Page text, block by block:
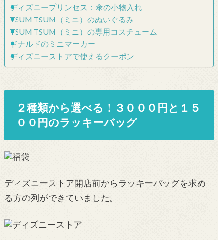
ディズニープリンセス：傘の小物入れ
TSUM TSUM（ミニ）のぬいぐるみ
TSUM TSUM（ミニ）の専用コスチューム
ドナルドのミニマーカー
ディズニーストアで使えるクーポン
２種類から選べる！３０００円と１５
００円のラッキーバッグ
ディズニーストア開店前からラッキーバッグを求め
る方の列ができていました。